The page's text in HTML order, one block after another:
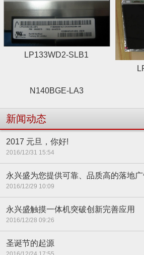
LP133WD2-SLB1
N140BGE-LA3
新闻动态
2017 元旦，你好!
2016/12/31 15:54
永兴盛为您提供可靠、品质高的落地
2016/12/29 10:09
永兴盛触摸一体机突破创新完善应用
2016/12/28 09:26
圣诞节的起源